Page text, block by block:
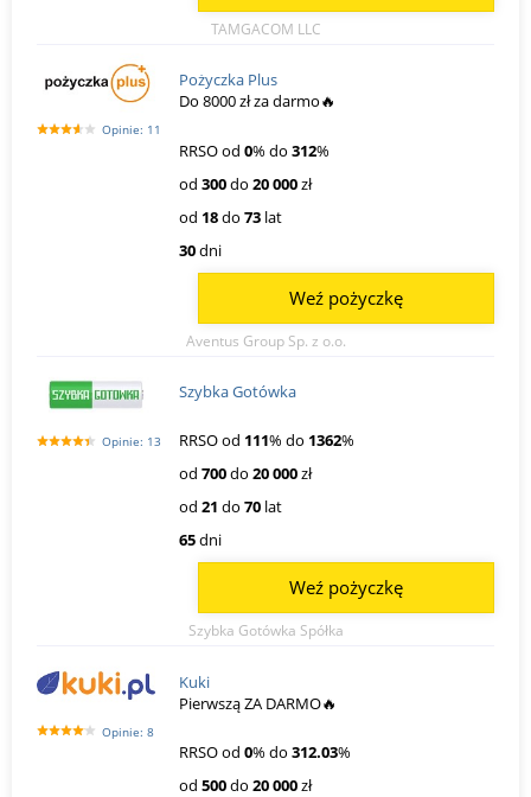
TAMGACOM LLC
Opinie: 11
Pożyczka Plus
Do 8000 zł za darmo🔥
RRSO od 0% do 312%
od 300do 20 000zł
od 18do 73 lat
30dni
Aventus Group Sp. z o.o.
Weź pożyczkę
Opinie: 13
Szybka Gotówka
RRSO od 111% do 1362%
od 700do 20 000zł
od 21 do 70 lat
65dni
Szybka Gotówka Spółka
Weź pożyczkę
Opinie: 8
Kuki
Pierwszą ZA DARMO🔥
RRSO od 0% do 312.03%
od 500do 20 000zł